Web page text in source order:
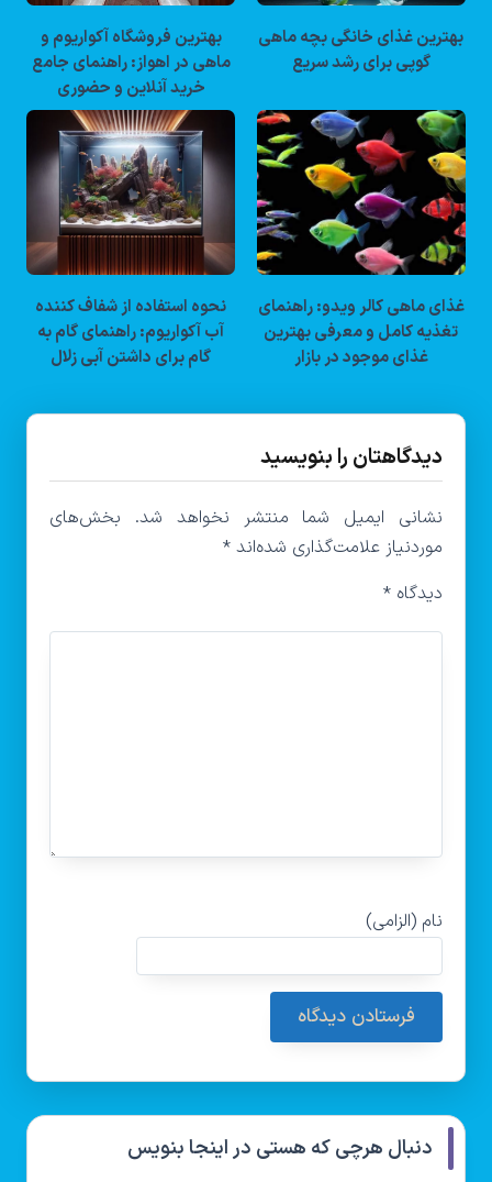
بهترین غذای خانگی بچه ماهی
گوپی برای رشد سریع
بهترین فروشگاه آکواریوم و
ماهی در اهواز: راهنمای جامع
خرید آنلاین و حضوری
غذای ماهی کالر ویدو: راهنمای
تغذیه کامل و معرفی بهترین
غذای موجود در بازار
نحوه استفاده از شفاف کننده
آب آکواریوم: راهنمای گام به
گام برای داشتن آبی زلال
دیدگاهتان را بنویسید
نشانی ایمیل شما منتشر نخواهد شد.
بخش‌های
موردنیاز علامت‌گذاری شده‌اند*
دیدگاه*
نام (الزامی)
دنبال هرچی که هستی در اینجا بنویس